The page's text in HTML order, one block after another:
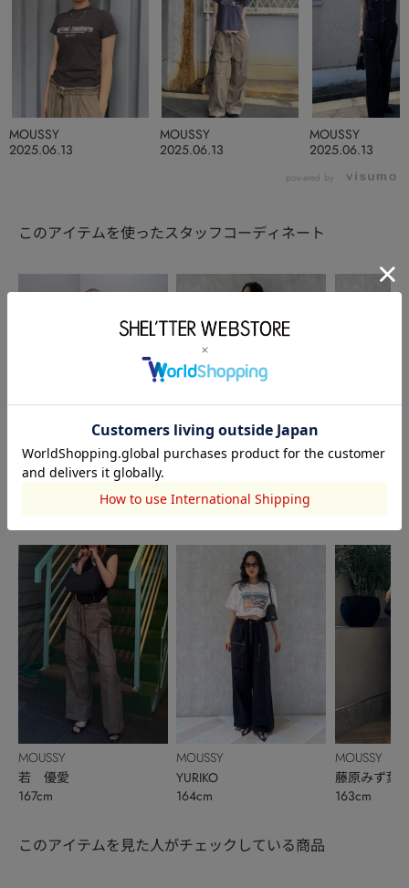
2025.06.13
MOUSSY
2025.06.13
MOUSSY
2025.06.13
MOUSSY
powered by
このアイテムを使ったスタッフコーディネート
MOUSSY
若 優愛
167cm
YURIKO
MOUSSY
YURIKO
164cm
MOUSSY
藤原みず葉
163cm
このアイテムを見た人がチェックしている商品